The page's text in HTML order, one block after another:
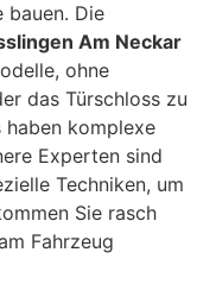
bauen. Die
Am Neckar
ohne
das Türschloss zu
haben komplexe
Experten sind
Techniken, um
Sie rasch
Fahrzeug